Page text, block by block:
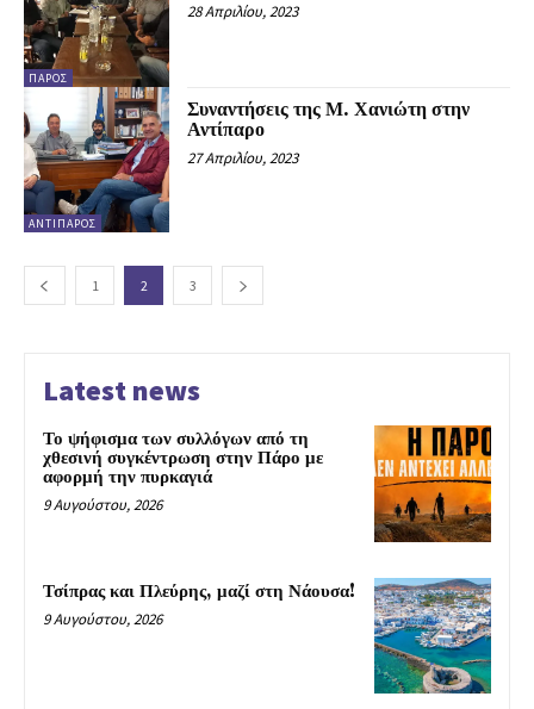
ΠΆΡΟΣ
28 Απριλίου, 2023
ΑΝΤΊΠΑΡΟΣ
Συναντήσεις της Μ. Χανιώτη στην
Αντίπαρο
27 Απριλίου, 2023
1 2 3
Latest news
Το ψήφισμα των συλλόγων από τη
χθεσινή συγκέντρωση στην Πάρο με
αφορμή την πυρκαγιά
9 Αυγούστου, 2026
Τσίπρας και Πλεύρης, μαζί στη Νάουσα!
9 Αυγούστου, 2026